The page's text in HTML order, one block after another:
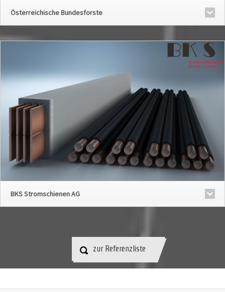
Österreichische Bundesforste
BKS Stromschienen AG
zur Referenzliste